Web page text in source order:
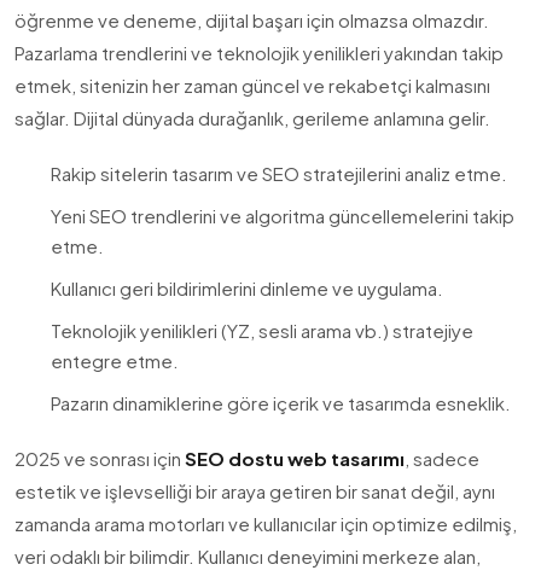
öğrenme ve deneme, dijital başarı için olmazsa olmazdır.
Pazarlama trendlerini ve teknolojik yenilikleri yakından takip
etmek, sitenizin her zaman güncel ve rekabetçi kalmasını
sağlar. Dijital dünyada durağanlık, gerileme anlamına gelir.
Rakip sitelerin tasarım ve SEO stratejilerini analiz etme.
Yeni SEO trendlerini ve algoritma güncellemelerini takip
etme.
Kullanıcı geri bildirimlerini dinleme ve uygulama.
Teknolojik yenilikleri (YZ, sesli arama vb.) stratejiye
entegre etme.
Pazarın dinamiklerine göre içerik ve tasarımda esneklik.
2025 ve sonrası için SEO dostu web tasarımı , sadece
estetik ve işlevselliği bir araya getiren bir sanat değil, aynı
zamanda arama motorları ve kullanıcılar için optimize edilmiş,
veri odaklı bir bilimdir. Kullanıcı deneyimini merkeze alan,